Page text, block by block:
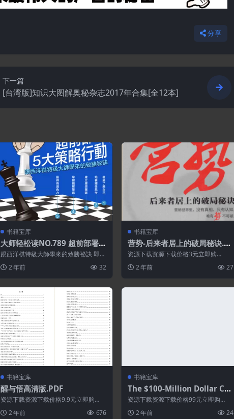
分享
下一篇
[台湾版]知识大图解奥秘杂志2017年合集[全12本]
书籍宝库
大师轻松读NO.789 超前部署5
大策略行動
跟西洋棋特級大師學來的致勝祕訣 即使
的致勝之道...
2 年前 32
书籍宝库
营势-后来者居上的破局秘诀.P
DF
资源下载资源下载价格3元立即购
2 年前 27
书籍宝库
醒与悟高清版.PDF
资源下载资源下载价格9.9元立即购
2 年前 676
书籍宝库
The $100-Million Dollar Co
pywriting Workshop #1
资源下载资源下载价格99元立即购
2 年前 24